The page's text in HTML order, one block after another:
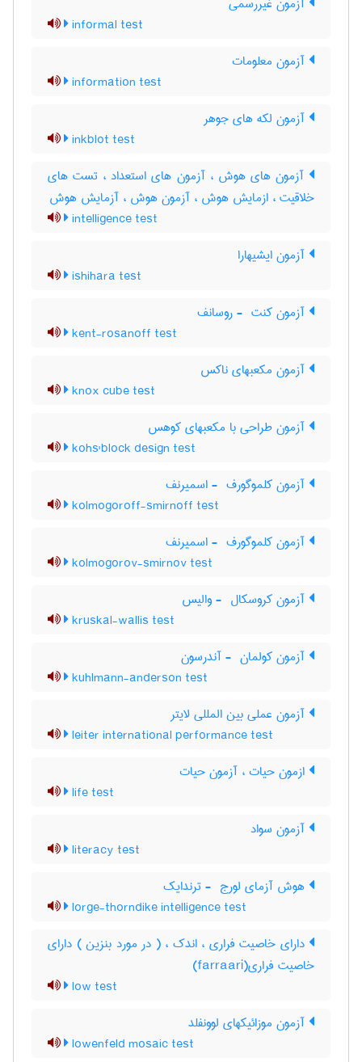
informal test
آزمون معلومات
information test
آزمون لکه های جوهر
inkblot test
آزمون های هوش ، آزمون های استعداد ، تست های
خلاقیت ، ازمایش هوش ، آزمون هوش ، آزمایش هوش
intelligence test
آزمون ایشیهارا
ishihara test
آزمون کنت ‎ - روسانف
kent-rosanoff test
آزمون مکعبهای ناکس
knox cube test
آزمون طراحی با مکعبهای کوهس
kohs'block design test
آزمون کلموگورف ‎ - اسمیرنف
kolmogoroff-smirnoff test
آزمون کلموگورف ‎ - اسمیرنف
kolmogorov-smirnov test
آزمون کروسکال ‎ - والیس
kruskal-wallis test
آزمون کولمان ‎ - آندرسون
kuhlmann-anderson test
آزمون عملی بین المللی لایتر
leiter international performance test
ازمون حیات ، آزمون حیات
life test
آزمون سواد
literacy test
هوش آزمای لورج ‎ - ترندایک
lorge-thorndike intelligence test
دارای خاصیت فراری ، اندک ، ( در مورد بنزین ) دارای
خاصیت فراری(farraari)
low test
آزمون موزائیکهای لوونفلد
lowenfeld mosaic test